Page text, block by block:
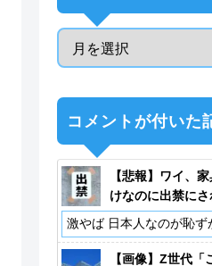
コメントが付いた
【悲報】ワイ、
けなのに出禁にさ
激やば 日本人なのが恥ず
【画像】Z世代